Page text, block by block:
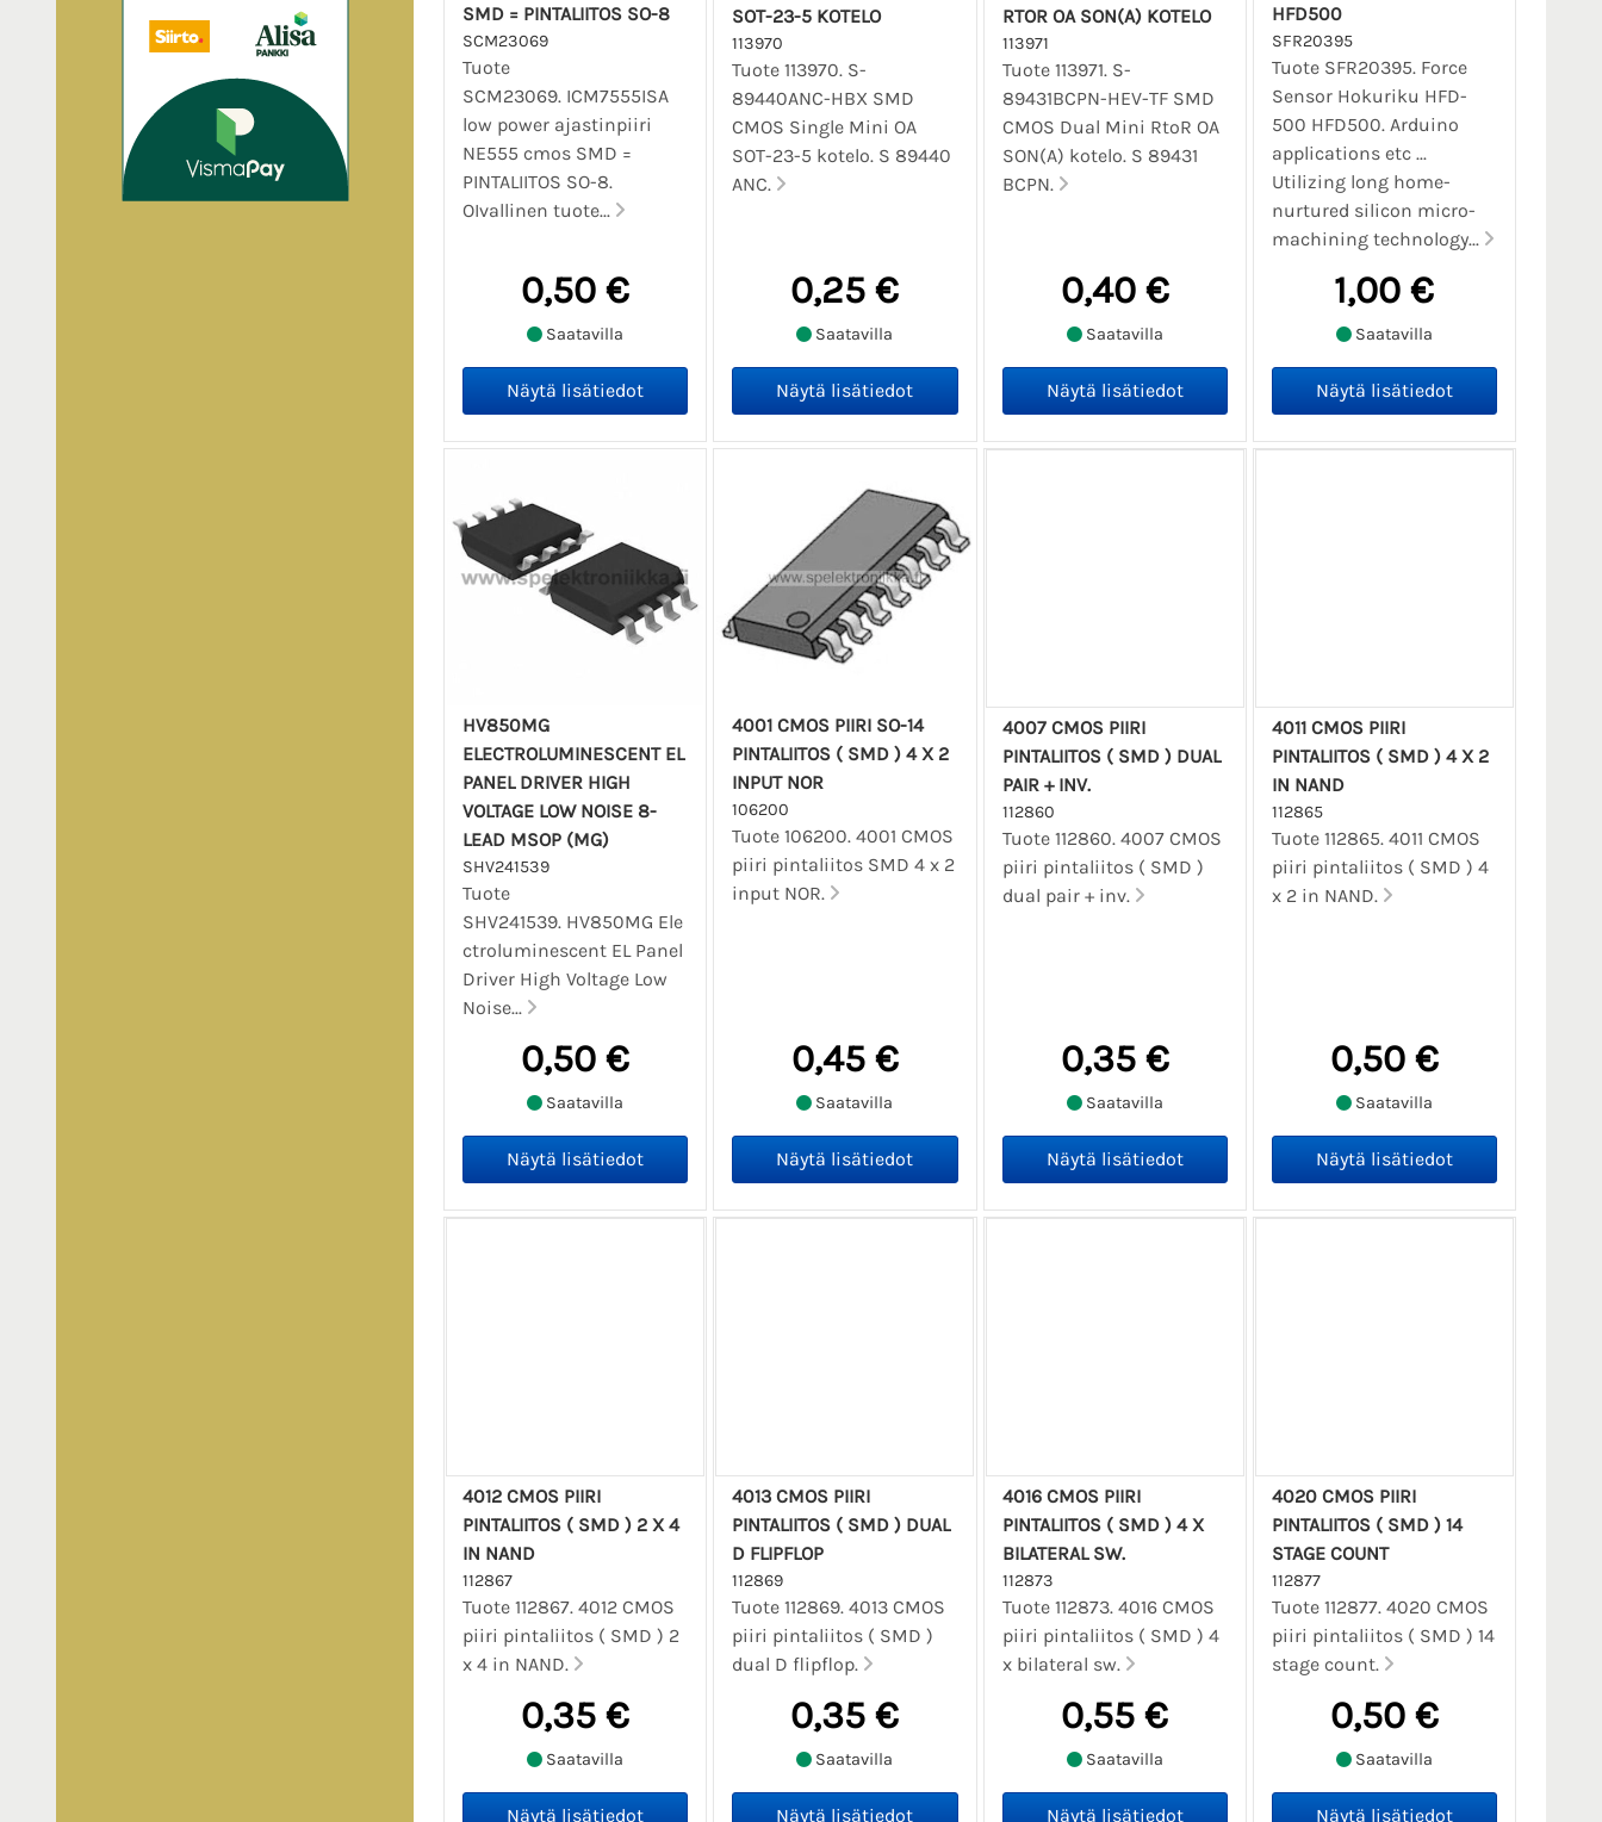
SMD = PINTALIITOS SO-8
SCM23069
Tuote
SCM23069. ICM7555ISA
low power ajastinpiiri
NE555 cmos SMD =
PINTALIITOS SO-8.
OIvallinen tuote...
0,50 €
Saatavilla
SOT-23-5 KOTELO
113970
Tuote 113970. S-
89440ANC-HBX SMD
CMOS Single Mini OA
SOT-23-5 kotelo. S 89440
ANC.
0,25 €
Saatavilla
RTOR OA SON(A) KOTELO
113971
Tuote 113971. S-
89431BCPN-HEV-TF SMD
CMOS Dual Mini RtoR OA
SON(A) kotelo. S 89431
BCPN.
0,40 €
Saatavilla
HFD500
SFR20395
Tuote SFR20395. Force
Sensor Hokuriku HFD-
500 HFD500. Arduino
applications etc ...
Utilizing long home-
nurtured silicon micro-
machining technology...
1,00 €
Saatavilla
HV850MG
ELECTROLUMINESCENT EL
PANEL DRIVER HIGH
VOLTAGE LOW NOISE 8-
LEAD MSOP (MG)
SHV241539
Tuote
SHV241539. HV850MG Ele
ctroluminescent EL Panel
Driver High Voltage Low
Noise...
0,50 €
Saatavilla
4001 CMOS PIIRI SO-14
PINTALIITOS ( SMD ) 4 X 2
INPUT NOR
106200
Tuote 106200. 4001 CMOS
piiri pintaliitos SMD 4 x 2
input NOR.
0,45 €
Saatavilla
4007 CMOS PIIRI
PINTALIITOS ( SMD ) DUAL
PAIR + INV.
112860
Tuote 112860. 4007 CMOS
piiri pintaliitos ( SMD )
dual pair + inv.
0,35 €
Saatavilla
4011 CMOS PIIRI
PINTALIITOS ( SMD ) 4 X 2
IN NAND
112865
Tuote 112865. 4011 CMOS
piiri pintaliitos ( SMD ) 4
x 2 in NAND.
0,50 €
Saatavilla
4012 CMOS PIIRI
PINTALIITOS ( SMD ) 2 X 4
IN NAND
112867
Tuote 112867. 4012 CMOS
piiri pintaliitos ( SMD ) 2
x 4 in NAND.
0,35 €
Saatavilla
4013 CMOS PIIRI
PINTALIITOS ( SMD ) DUAL
D FLIPFLOP
112869
Tuote 112869. 4013 CMOS
piiri pintaliitos ( SMD )
dual D flipflop.
0,35 €
Saatavilla
4016 CMOS PIIRI
PINTALIITOS ( SMD ) 4 X
BILATERAL SW.
112873
Tuote 112873. 4016 CMOS
piiri pintaliitos ( SMD ) 4
x bilateral sw.
0,55 €
Saatavilla
4020 CMOS PIIRI
PINTALIITOS ( SMD ) 14
STAGE COUNT
112877
Tuote 112877. 4020 CMOS
piiri pintaliitos ( SMD ) 14
stage count.
0,50 €
Saatavilla